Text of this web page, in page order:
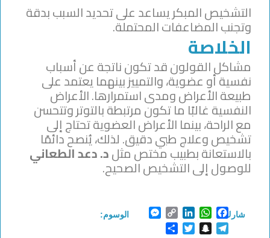
التشخيص المبكر يساعد على تحديد السبب بدقة
وتجنب المضاعفات المحتملة.
الخلاصة
مشاكل القولون قد تكون ناتجة عن أسباب
نفسية أو عضوية، والتمييز بينهما يعتمد على
طبيعة الأعراض ومدى استمرارها. الأعراض
النفسية غالبًا ما تكون مرتبطة بالتوتر وتتحسن
مع الراحة، بينما الأعراض العضوية تحتاج إلى
تشخيص وعلاج طبي دقيق. لذلك، يُنصح دائمًا
بالاستعانة بطبيب مختص مثلد. دعد الطعاني
للوصول إلى التشخيص الصحيح.
شارك: Facebook
WhatsApp
LinkedIn
Copy
Link
Messenger
Telegram
Snapchat
Twitter
Share
الوسوم: